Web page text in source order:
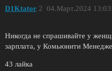
D1Ktator 04.Март.2024
2
Никогда не спрашивайте у
зарплата, у Комьюнити
43 лайка